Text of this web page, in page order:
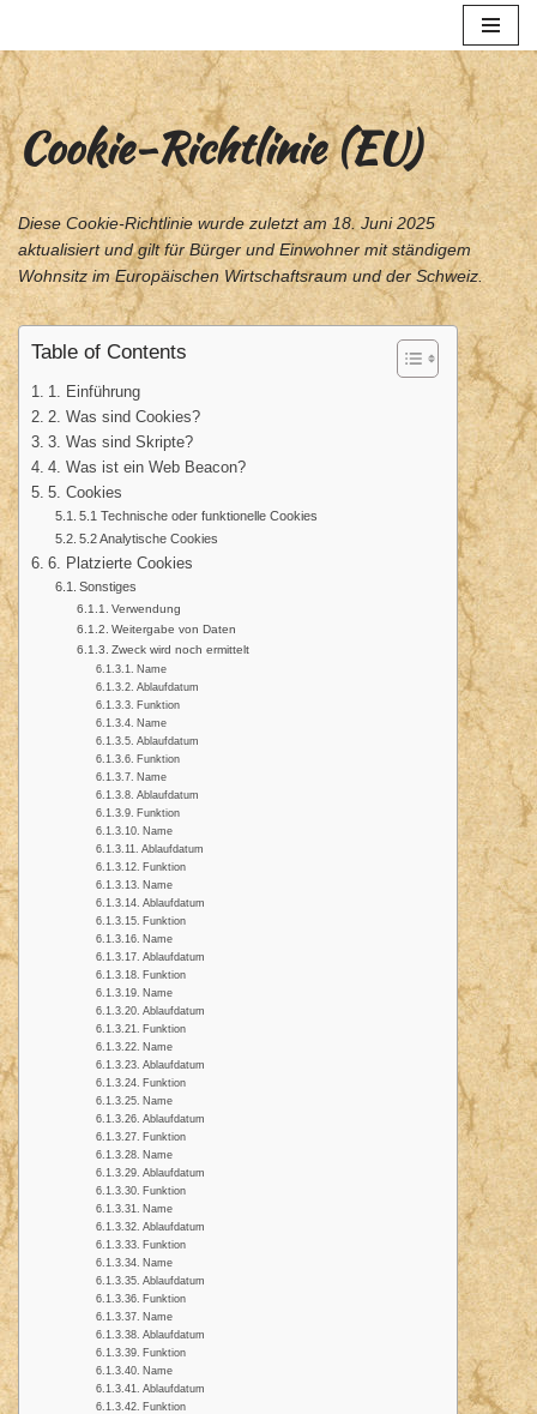
Zum
Inhalt
springen
Cookie-Richtlinie (EU)
Diese Cookie-Richtlinie wurde zuletzt am 18. Juni 2025
aktualisiert und gilt für Bürger und Einwohner mit ständigem
Wohnsitz im Europäischen Wirtschaftsraum und der Schweiz.
Table of Contents
1. Einführung
2. Was sind Cookies?
3. Was sind Skripte?
4. Was ist ein Web Beacon?
5. Cookies
5.1 Technische oder funktionelle Cookies
5.2 Analytische Cookies
6. Platzierte Cookies
Sonstiges
Verwendung
Weitergabe von Daten
Zweck wird noch ermittelt
Name
Ablaufdatum
Funktion
Name
Ablaufdatum
Funktion
Name
Ablaufdatum
Funktion
Name
Ablaufdatum
Funktion
Name
Ablaufdatum
Funktion
Name
Ablaufdatum
Funktion
Name
Ablaufdatum
Funktion
Name
Ablaufdatum
Funktion
Name
Ablaufdatum
Funktion
Name
Ablaufdatum
Funktion
Name
Ablaufdatum
Funktion
Name
Ablaufdatum
Funktion
Name
Ablaufdatum
Funktion
Name
Ablaufdatum
Funktion